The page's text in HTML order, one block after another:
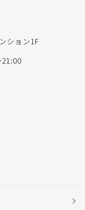
ション1F